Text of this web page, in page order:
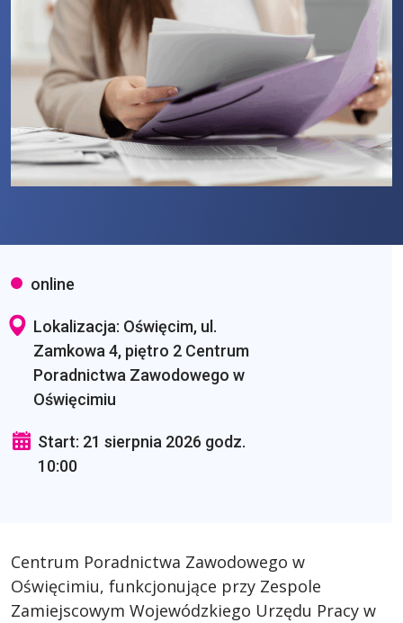
online
Lokalizacja: Oświęcim, ul.
Zamkowa 4, piętro 2 Centrum
Poradnictwa Zawodowego w
Oświęcimiu
Start: 21 sierpnia 2026 godz.
10:00
Centrum Poradnictwa Zawodowego w
Oświęcimiu, funkcjonujące przy Zespole
Zamiejscowym Wojewódzkiego Urzędu Pracy w